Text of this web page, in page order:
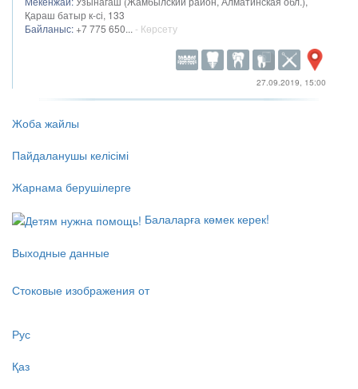
Қараш батыр к-сі, 133
Байланыс: +7 775 650... - Көрсету
27.09.2019, 15:00
Жоба жайлы
Пайдаланушы келісімі
Жарнама берушілерге
Балаларға көмек керек!
Выходные данные
Стоковые изображения от
Рус
Қаз